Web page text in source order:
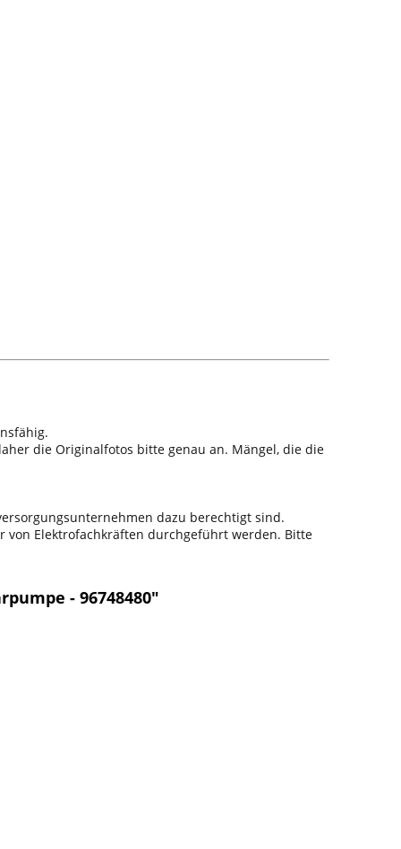
die Originalfotos bitte genau an. Mängel, die die
dazu berechtigt sind.
Elektrofachkräften durchgeführt werden. Bitte
- 96748480"